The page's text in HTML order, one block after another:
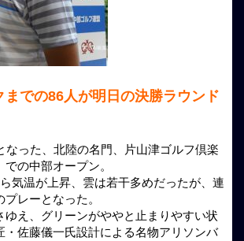
までの86人が明日の決勝ラウンド
なった、北陸の名門、片山津ゴルフ倶楽
の中部オープン。
気温が上昇、雲は若干多めだったが、連
レーとなった。
ゆえ、グリーンがややと止まりやすい状
・佐藤儀一氏設計による名物アリソンバ